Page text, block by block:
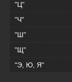
"Ц"
"Ч"
"Ш"
"Щ"
"Э, Ю, Я"